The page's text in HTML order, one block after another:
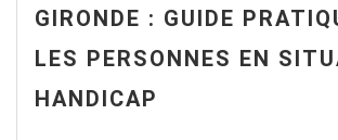
GIRONDE : GUIDE
LES PERSONNES EN
HANDICAP